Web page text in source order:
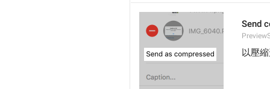
Send
以壓